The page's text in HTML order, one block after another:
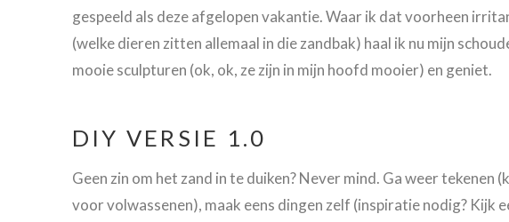
gespeeld als deze afgelopen vakantie. Waar ik dat voorheen
(welke dieren zitten allemaal in die zandbak) haal ik nu mijn
mooie sculpturen (ok, ok, ze zijn in mijn hoofd mooier) en geniet.
DIY VERSIE 1.0
Geen zin om het zand in te duiken? Never mind. Ga weer tekenen
voor volwassenen), maak eens dingen zelf (inspiratie nodig? Kijk